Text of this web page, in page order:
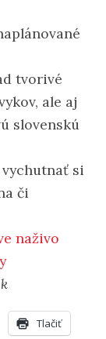
tvorivé
ale aj
slovenskú
si
či
naživo
Tlačiť